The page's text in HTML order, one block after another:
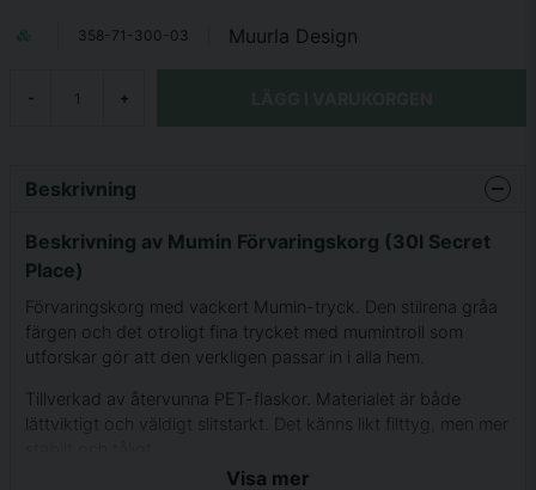
358-71-300-03 Muurla Design
- +
Beskrivning
Beskrivning av Mumin Förvaringskorg (30l Secret
Place)
Förvaringskorg med vackert Mumin-tryck. Den stilrena gråa
färgen och det otroligt fina trycket med mumintroll som
utforskar gör att den verkligen passar in i alla hem.
Tillverkad av återvunna PET-flaskor. Materialet är både
lättviktigt och väldigt slitstarkt. Det känns likt filttyg, men mer
Visa mer